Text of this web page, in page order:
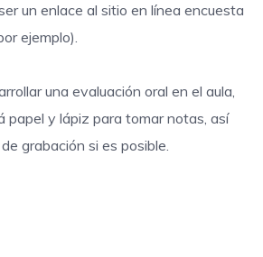
un enlace al sitio en línea encuesta
ejemplo).
una evaluación oral en el aula,
papel y lápiz para tomar notas, así
grabación si es posible.